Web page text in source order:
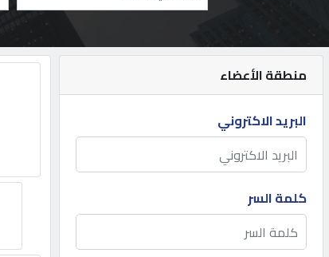
اعلانك
مطلوب
طلب
الاحصائيات
منطقة الأعضاء
البريد الاكتروني
كلمة السر